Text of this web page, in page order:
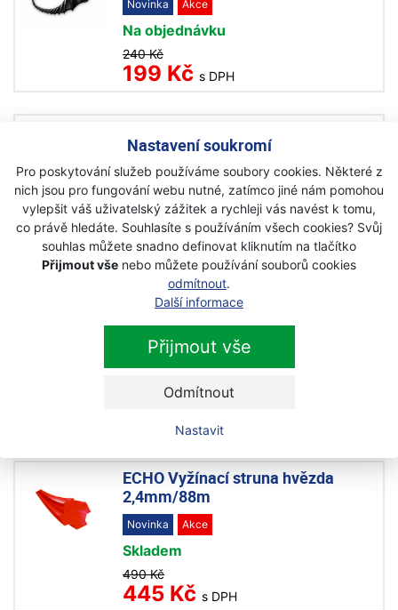
Nastavení soukromí
Pro poskytování služeb používáme soubory cookies. Některé z
nich jsou pro fungování webu nutné, zatímco jiné nám pomohou
vylepšit váš uživatelský zážitek a rychleji vás navést k tomu,
co právě hledáte. Souhlasíte s používáním všech cookies? Svůj
souhlas můžete snadno definovat kliknutím na tlačítko
Přijmout vše nebo můžete používání souborů cookies
odmítnout.
Další informace
Přijmout vše
Odmítnout
Nastavit
Novinka Akce
Na objednávku
240 Kč
199 Kč s DPH
3,3mm/23m
Novinka Akce
Na objednávku
250 Kč
139 Kč s DPH
ECHO Vyžínací struna hvězda
3,0mm/56m
Novinka Akce
229 Kč s DPH
ECHO Vyžínací struna hvězda
2,4mm/88m
Novinka Akce
Skladem
490 Kč
445 Kč s DPH